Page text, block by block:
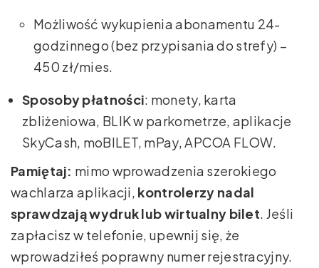
Możliwość wykupienia abonamentu 24-
godzinnego (bez przypisania do strefy) –
450 zł/mies.
Sposoby płatności: monety, karta
zbliżeniowa, BLIK w parkometrze, aplikacje
SkyCash, moBILET, mPay, APCOA FLOW.
Pamiętaj: mimo wprowadzenia szerokiego
wachlarza aplikacji, kontrolerzy nadal
sprawdzają wydruk lub wirtualny bilet. Jeśli
zapłacisz w telefonie, upewnij się, że
wprowadziłeś poprawny numer rejestracyjny.